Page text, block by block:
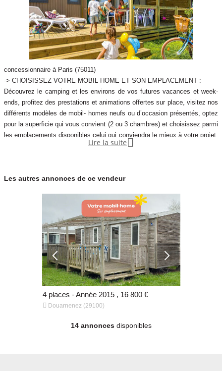
concessionnaire à Paris (75011)
-> CHOISISSEZ VOTRE MOBIL HOME ET SON EMPLACEMENT :
Découvrez le camping et les environs de vos futures vacances et week-
ends, profitez des prestations et animations offertes sur place, visitez nos
différents modèles de mobil- homes neufs ou d’occasion présentés, optez
pour la superficie qui vous convient (2 ou 3 chambres) et choisissez parmi
les emplacements disponibles celui qui conviendra le mieux à votre projet.
Nous vous offrons même la possibilité de tester le temps d’une nuit sur
-> VOTRE LOYER MENSUEL A LA CARTE :
Lire la suite 
Les autres annonces de ce vendeur
4 places - Année 2015 , 16 800 €
 Douarnenez (29100)
14 annoncesdisponibles